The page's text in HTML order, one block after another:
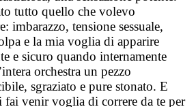
tutto quello che volevo
imbarazzo, tensione sessuale,
e la mia voglia di apparire
e sicuro quando internamente
orchestra un pezzo
sgraziato e pure stonato. E
fai venir voglia di correre da te per